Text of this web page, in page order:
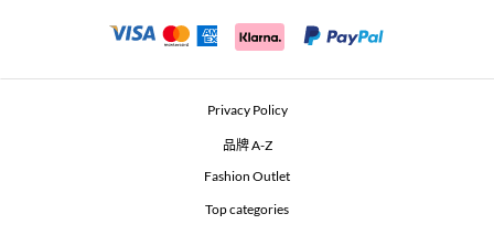
Beauty Seekers VIP Club
Privacy Policy
品牌 A-Z
Fashion Outlet
Top categories